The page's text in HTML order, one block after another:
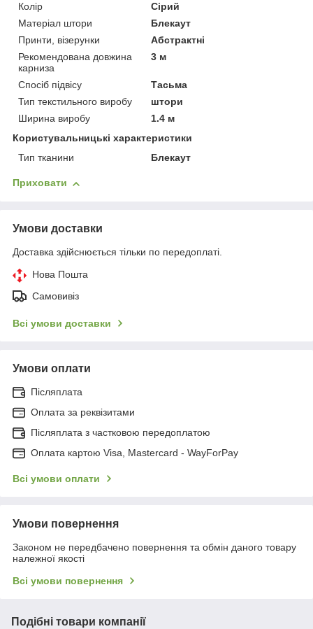
Колір
Сірий
Матеріал штори
Блекаут
Принти, візерунки
Абстрактні
Рекомендована довжина
карниза
3 м
Спосіб підвісу
Тасьма
Тип текстильного виробу
штори
Ширина виробу
1.4 м
Користувальницькі характеристики
Тип тканини
Блекаут
Приховати
Умови доставки
Доставка здійснюється тільки по передоплаті.
Нова Пошта
Самовивіз
Всі умови доставки
Умови оплати
Післяплата
Оплата за реквізитами
Післяплата з частковою передоплатою
Оплата картою Visa, Mastercard - WayForPay
Всі умови оплати
Умови повернення
Законом не передбачено повернення та обмін даного товару
належної якості
Всі умови повернення
Подібні товари компанії